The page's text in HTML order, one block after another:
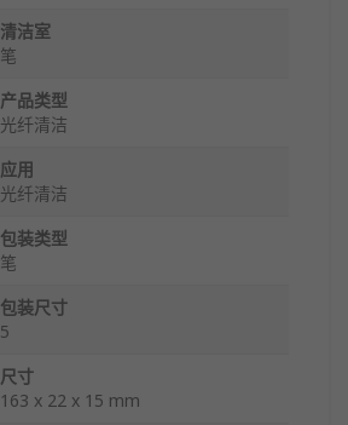
清洁室
笔
产品类型
光纤清洁
应用
光纤清洁
包装类型
笔
包装尺寸
5
尺寸
163 x 22 x 15 mm